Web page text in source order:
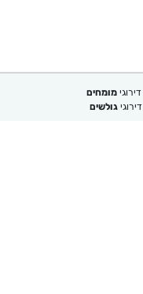
דירוגימומחים
דירוגיגולשים